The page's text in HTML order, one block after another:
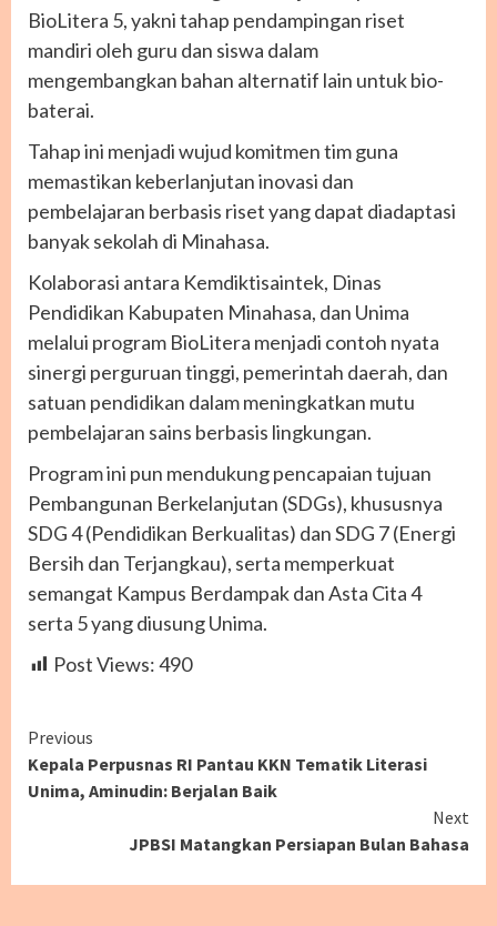
BioLitera 5, yakni tahap pendampingan riset
mandiri oleh guru dan siswa dalam
mengembangkan bahan alternatif lain untuk bio-
baterai.
Tahap ini menjadi wujud komitmen tim guna
memastikan keberlanjutan inovasi dan
pembelajaran berbasis riset yang dapat diadaptasi
banyak sekolah di Minahasa.
Kolaborasi antara Kemdiktisaintek, Dinas
Pendidikan Kabupaten Minahasa, dan Unima
melalui program BioLitera menjadi contoh nyata
sinergi perguruan tinggi, pemerintah daerah, dan
satuan pendidikan dalam meningkatkan mutu
pembelajaran sains berbasis lingkungan.
Program ini pun mendukung pencapaian tujuan
Pembangunan Berkelanjutan (SDGs), khususnya
SDG 4 (Pendidikan Berkualitas) dan SDG 7 (Energi
Bersih dan Terjangkau), serta memperkuat
semangat Kampus Berdampak dan Asta Cita 4
serta 5 yang diusung Unima.
Post Views:490
Continue
Reading
Previous
Kepala Perpusnas RI Pantau KKN Tematik Literasi
Unima, Aminudin: Berjalan Baik
Next
JPBSI Matangkan Persiapan Bulan Bahasa